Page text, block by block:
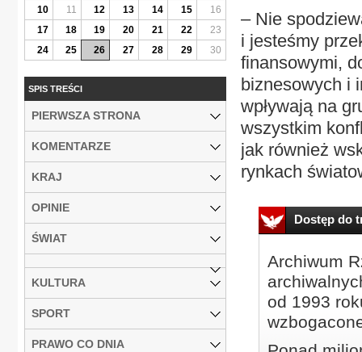
– Nie
i jesteśmy
finansowymi,
biznesowych i
wpływają na
wszystkim
jak również
rynkach
Dostęp do
Archiwum
od 1993
10
11 12 13 14 15
16
17
18 19 20 21 22
23
24
25 26 27 28 29 30
SPIS TREŚCI
PIERWSZA STRONA
KOMENTARZE
KRAJ
OPINIE
ŚWIAT
KULTURA
SPORT
PRAWO CO DNIA